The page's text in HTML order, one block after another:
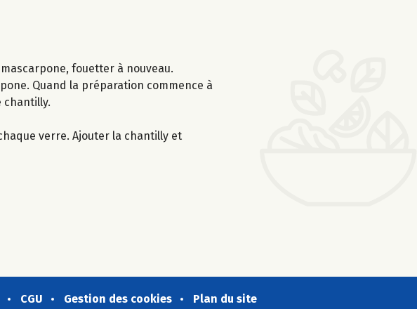
fouetter à nouveau.
Quand la préparation commence à
chantilly.
verre. Ajouter la chantilly et
CGU Gestion des cookies Plan du site